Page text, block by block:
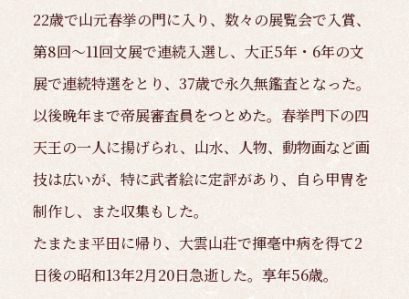
22歳で山元春挙の門に入り、数々の展覧会で入賞、
第8回～11回文展で連続入選し、大正5年・6年の文
展で連続特選をとり、37歳で永久無鑑査となった。
以後晩年まで帝展審査員をつとめた。春挙門下の四
天王の一人に揚げられ、山水、人物、動物画など画
技は広いが、特に武者絵に定評があり、自ら甲冑を
制作し、また収集もした。
たまたま平田に帰り、大雲山荘で揮毫中病を得て2
日後の昭和13年2月20日急逝した。享年56歳。